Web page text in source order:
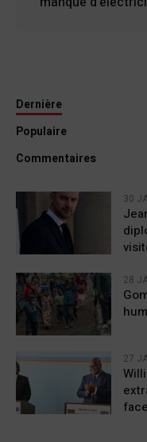
Dernière
Populaire
Commentaires
30
28
27